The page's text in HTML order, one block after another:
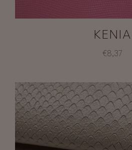
KENIA
€8,37